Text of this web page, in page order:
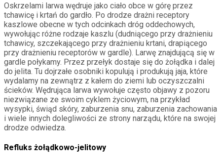
Oskrzelami larwa wędruje jako ciało obce w górę przez
tchawicę i krtań do gardło. Po drodze drażni receptory
kaszlowe obecne w tych odcinkach dróg oddechowych,
wywołując różne rodzaje kaszlu (dudniącego przy drażnieniu
tchawicy, szczekającego przy drażnieniu krtani, drapiącego
przy drażnieniu receptorów w gardle). Larwę znajdującą się w
gardle połykamy. Przez przełyk dostaje się do żołądka i dalej
do jelita. Tu dojrzałe osobniki kopulują i produkują jaja, które
wydalamy na zewnątrz z kałem do ziemi lub oczyszczalni
ścieków. Wędrująca larwa wywołuje często objawy z pozoru
niezwiązane ze swoim cyklem życiowym, na przykład
wysypki, świąd skóry, zaburzenia snu, zaburzenia zachowania
i wiele innych dolegliwości ze strony narządu, które na swojej
drodze odwiedza.
Refluks żołądkowo-jelitowy